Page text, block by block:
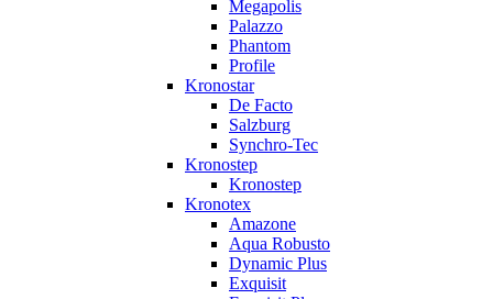
Megapolis
Palazzo
Phantom
Profile
Kronostar
De Facto
Salzburg
Synchro-Tec
Kronostep
Kronostep
Kronotex
Amazone
Aqua Robusto
Dynamic Plus
Exquisit